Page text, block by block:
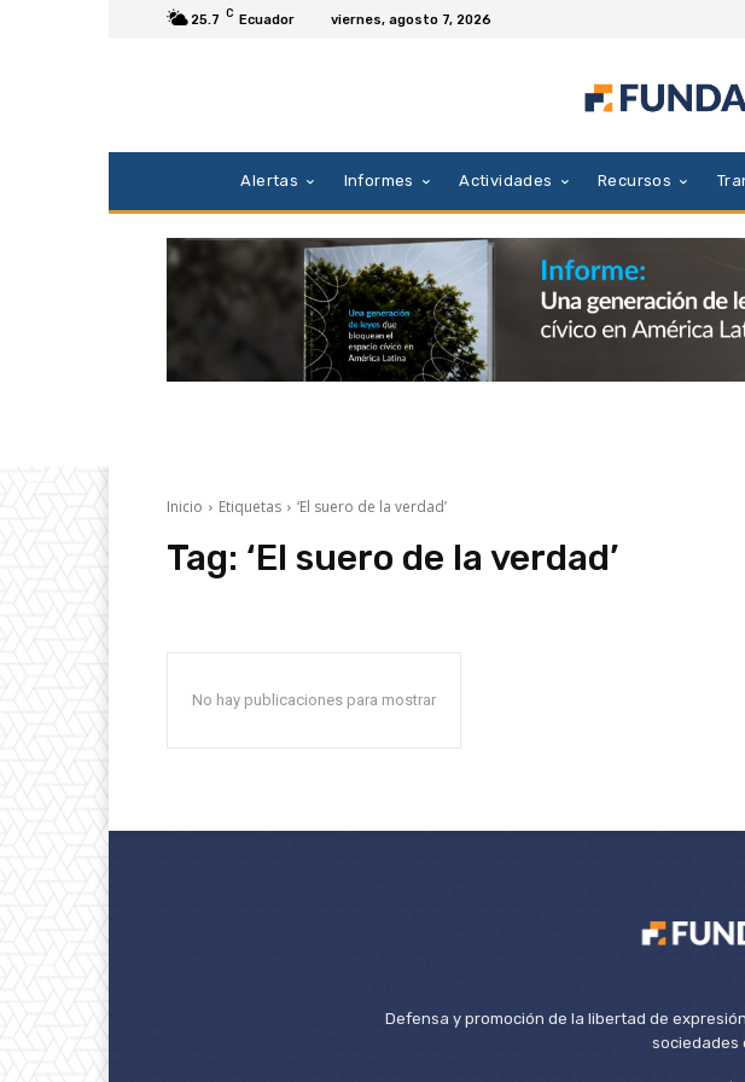
25.7 C Ecuador viernes, agosto 7, 2026
Alertas Informes Actividades Recursos
Inicio Etiquetas ‘El suero de la verdad’
Tag: ‘El suero de la verdad’
No hay publicaciones para mostrar
Defensa y promoción de la libertad de
sociedades